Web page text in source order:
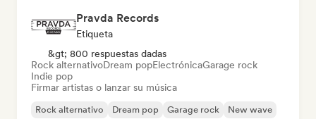
Pravda Records
Etiqueta
&gt; 800 respuestas dadas
Rock alternativoDream popElectrónicaGarage rock
Indie pop
Firmar artistas o lanzar su música
Rock alternativo Dream pop Garage rock
New wave